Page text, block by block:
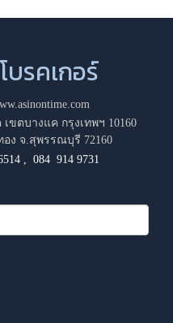
บรคเกอร์
ขตบางแค กรุงเทพฯ 10160
ง จ.สุพรรณบุรี 72160
,084 914 9731